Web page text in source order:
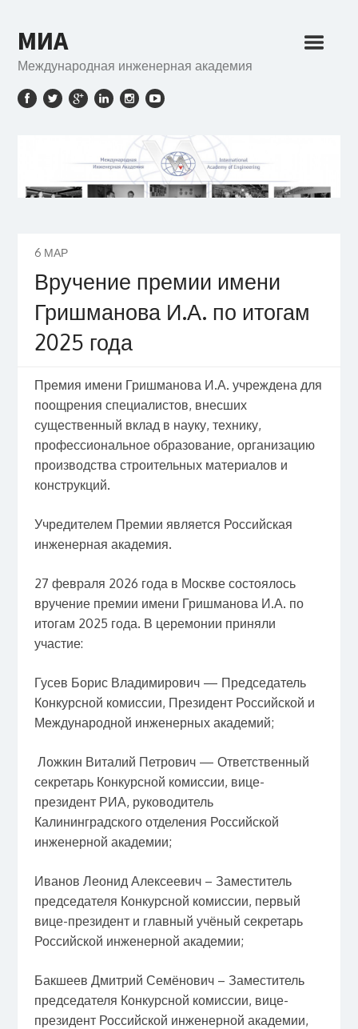
МИА
Международная инженерная академия
6 МАР
Вручение премии имени
Гришманова И.А. по итогам
2025 года
Премия имени Гришманова И.А. учреждена для
поощрения специалистов, внесших
существенный вклад в науку, технику,
профессиональное образование, организацию
производства строительных материалов и
конструкций.
Учредителем Премии является Российская
инженерная академия.
27 февраля 2026 года в Москве состоялось
вручение премии имени Гришманова И.А. по
итогам 2025 года. В церемонии приняли
участие:
Гусев Борис Владимирович — Председатель
Конкурсной комиссии, Президент Российской и
Международной инженерных академий;
Ложкин Виталий Петрович — Ответственный
секретарь Конкурсной комиссии, вице-
президент РИА, руководитель
Калининградского отделения Российской
инженерной академии;
Иванов Леонид Алексеевич – Заместитель
председателя Конкурсной комиссии, первый
вице-президент и главный учёный секретарь
Российской инженерной академии;
Бакшеев Дмитрий Семёнович – Заместитель
председателя Конкурсной комиссии, вице-
президент Российской инженерной академии,